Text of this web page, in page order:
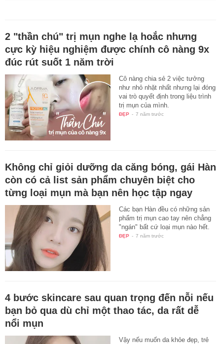
2 "thần chú" trị mụn nghe lạ hoắc nhưng
cực kỳ hiệu nghiệm được chính cô nàng 9x
đúc rút suốt 1 năm trời
Cô nàng chia sẻ 2 việc tưởng
như nhỏ nhặt nhất nhưng lại đóng
vai trò quyết định trong liệu trình
trị mụn của mình.
ĐẸP - 7 năm trước
Không chỉ giỏi dưỡng da căng bóng, gái Hàn
còn có cả list sản phẩm chuyên biệt cho
từng loại mụn mà bạn nên học tập ngay
Các bạn Hàn đều có những sản
phẩm trị mụn cao tay nên chẳng
"ngán" bất cứ loại mụn nào hết.
ĐẸP - 7 năm trước
4 bước skincare sau quan trọng đến nỗi nếu
bạn bỏ qua dù chỉ một thao tác, da rất dễ
nổi mụn
Vậy nếu muốn da khỏe đẹp, trẻ